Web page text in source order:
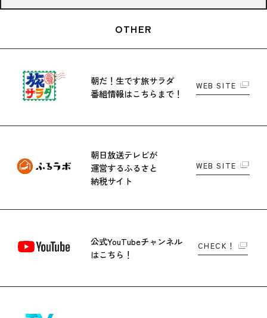
OTHER
朝だ！生です旅サラダ
番組情報はこちらまで！
WEB SITE
朝日放送テレビが
運営するふるさと
納税サイト
WEB SITE
公式YouTubeチャンネル
はこちら！
CHECK！